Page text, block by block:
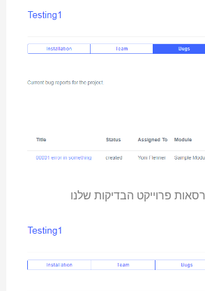
פרוייקט הבדיקות שלנו